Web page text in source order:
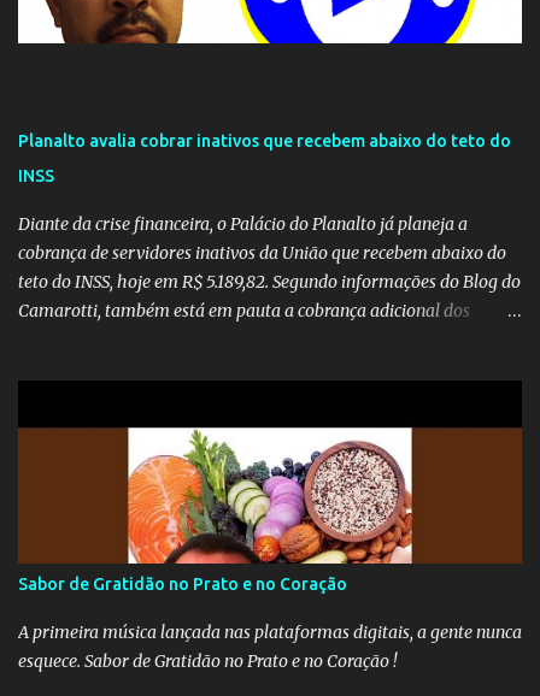
Planalto avalia cobrar inativos que recebem abaixo do teto do
INSS
Diante da crise financeira, o Palácio do Planalto já planeja a
cobrança de servidores inativos da União que recebem abaixo do
teto do INSS, hoje em R$ 5.189,82. Segundo informações do Blog do
Camarotti, também está em pauta a cobrança adicional dos
a publicação, a reforma da Previdência Social também está sendo
analisada pelos governadores, que querem subir a taxa de
recolhimento. Nesse caso, seriam atingidos os inativos da União e
dos estados. Atualmente, o teto do INSS é de R$ 5.189,82
Sabor de Gratidão no Prato e no Coração
A primeira música lançada nas plataformas digitais, a gente nunca
esquece. Sabor de Gratidão no Prato e no Coração !